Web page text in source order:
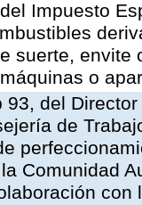
Impuesto
suerte, envite
o
93, del
de
Comunidad
con